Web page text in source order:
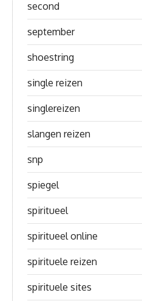
second
september
shoestring
single reizen
singlereizen
slangen reizen
snp
spiegel
spiritueel
spiritueel online
spirituele reizen
spirituele sites